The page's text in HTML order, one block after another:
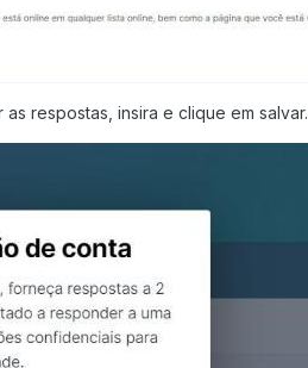
respostas, insira e clique em salvar.